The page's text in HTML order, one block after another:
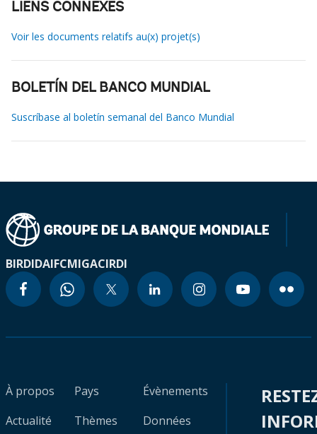
LIENS CONNEXES
Voir les documents relatifs au(x) projet(s)
BOLETÍN DEL BANCO MUNDIAL
Suscríbase al boletín semanal del Banco Mundial
BIRDIDAIFCMIGACIRDI
À propos
Actualité
Pays
Thèmes
Évènements
Données